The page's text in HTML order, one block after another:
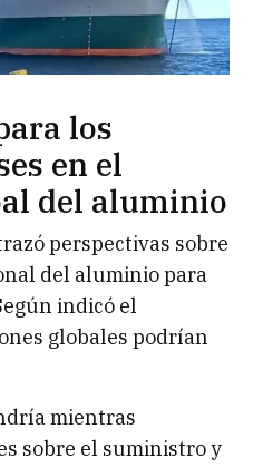
los
en el
del aluminio
perspectivas sobre
del aluminio para
indicó el
globales podrían
mientras
sobre el suministro y